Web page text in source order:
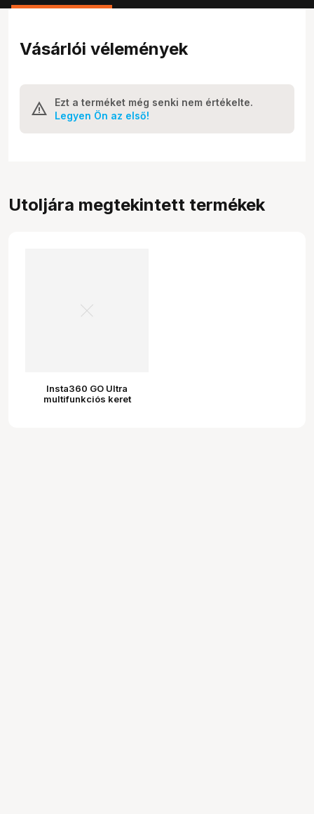
Vásárlói vélemények
Ezt a terméket még senki nem értékelte.
Legyen Ön az első!
Utoljára megtekintett termékek
Insta360 GO Ultra
multifunkciós keret